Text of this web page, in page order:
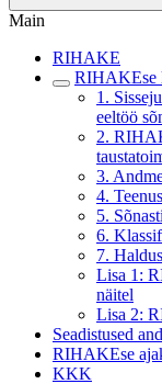
Main
RIHAKE
RIHAKEse
1.
eeltöö
2.
3.
4.
5.
6.
7. Haldus
Lisa 1:
näitel
Lisa 2:
Seadistused
RIHAKEse
KKK